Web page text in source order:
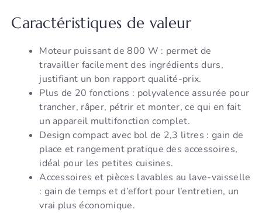
Caractéristiques de valeur
Moteur puissant de 800 W : permet de
travailler facilement des ingrédients durs,
justifiant un bon rapport qualité-prix.
Plus de 20 fonctions : polyvalence assurée pour
trancher, râper, pétrir et monter, ce qui en fait
un appareil multifonction complet.
Design compact avec bol de 2,3 litres : gain de
place et rangement pratique des accessoires,
idéal pour les petites cuisines.
Accessoires et pièces lavables au lave-vaisselle
: gain de temps et d’effort pour l’entretien, un
vrai plus économique.